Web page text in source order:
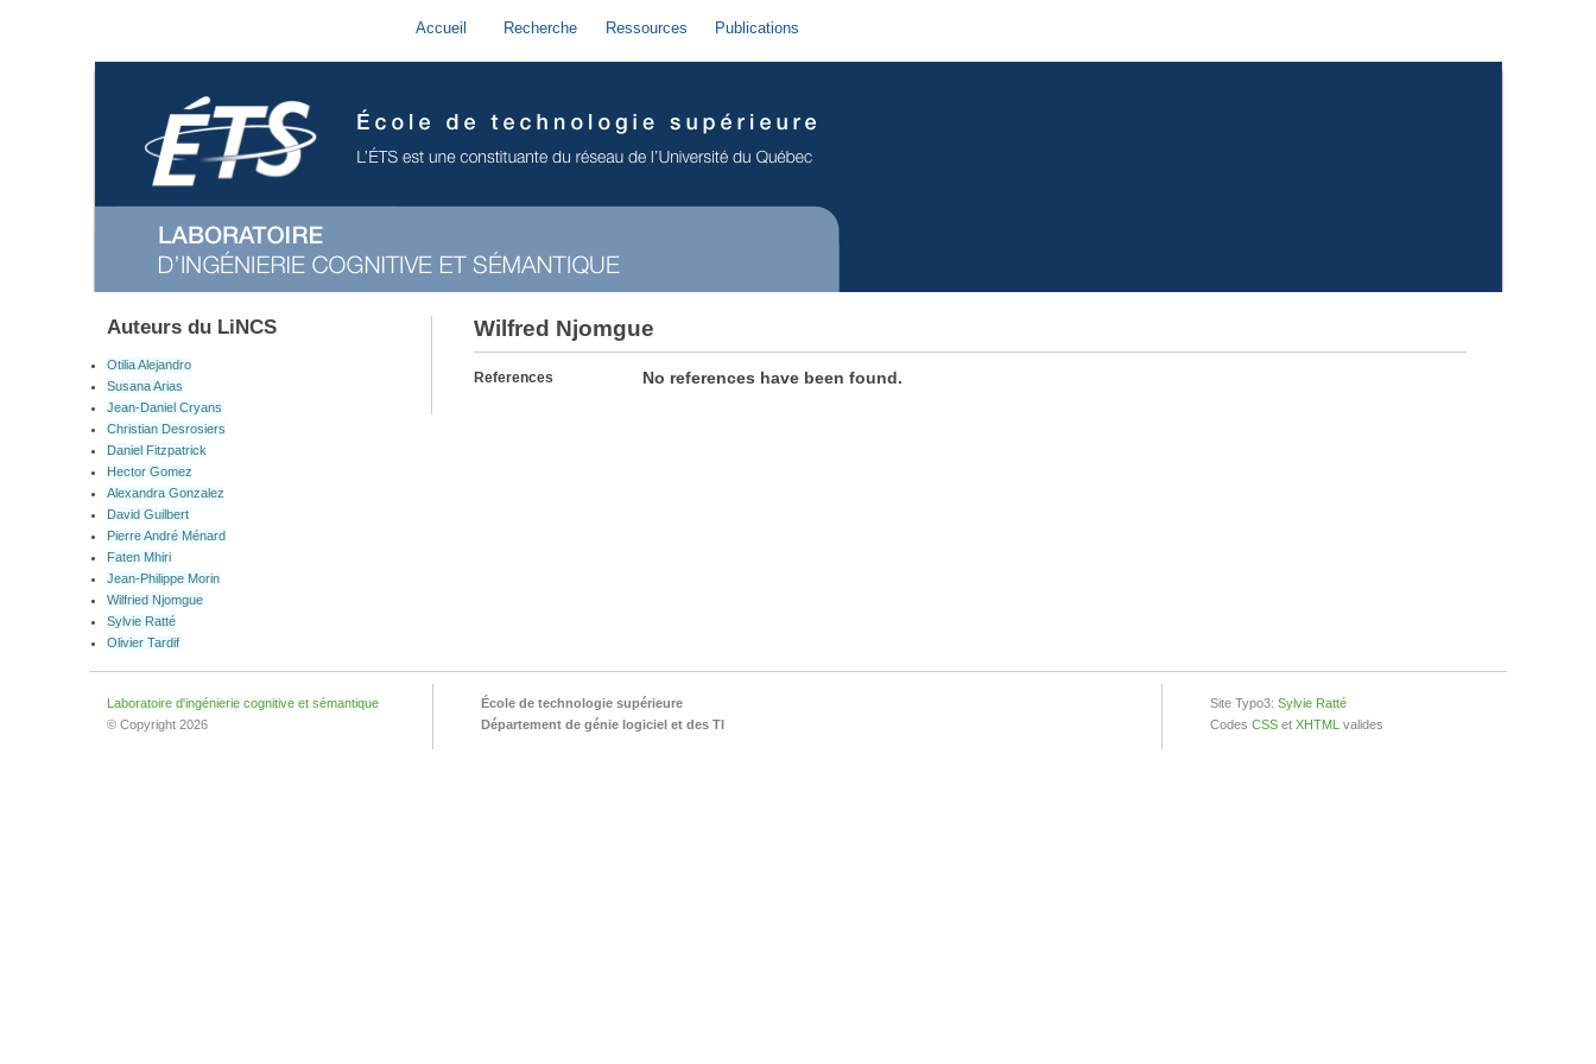
Accueil Recherche Ressources Publications
Auteurs du LiNCS
Otilia Alejandro
Susana Arias
Jean-Daniel Cryans
Christian Desrosiers
Daniel Fitzpatrick
Hector Gomez
Alexandra Gonzalez
David Guilbert
Pierre André Ménard
Faten Mhiri
Jean-Philippe Morin
Wilfried Njomgue
Sylvie Ratté
Olivier Tardif
Wilfred Njomgue
References No references have been found.
Laboratoire d'ingénierie cognitive et sémantique
© Copyright 2026
École de technologie supérieure
Département de génie logiciel et des TI
Site Typo3: Sylvie Ratté
Codes CSS et XHTML valides